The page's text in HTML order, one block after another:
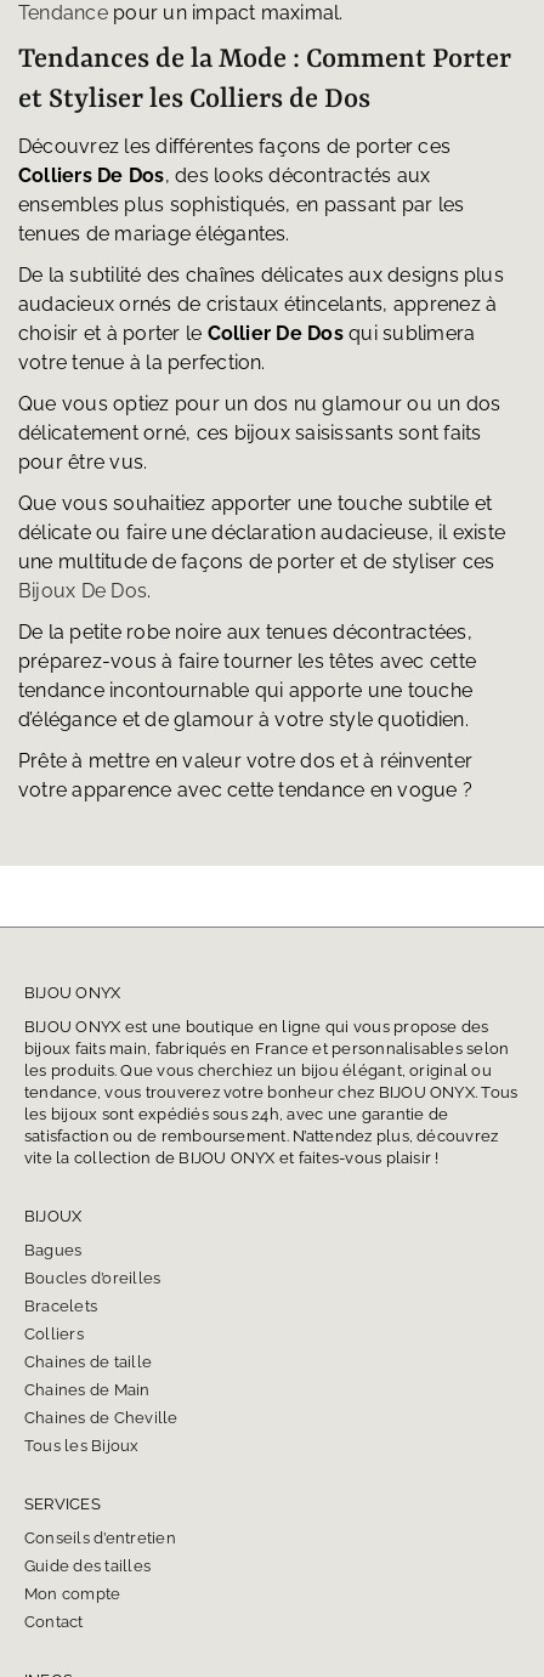
Tendancepour un impact maximal.
Tendances de la Mode : Comment Porter
et Styliser les Colliers de Dos
Découvrez les différentes façons de porter ces
Colliers De Dos, des looks décontractés aux
ensembles plus sophistiqués, en passant par les
tenues de mariage élégantes.
De la subtilité des chaînes délicates aux designs plus
audacieux ornés de cristaux étincelants, apprenez à
choisir et à porter le Collier De Dosqui sublimera
votre tenue à la perfection.
Que vous optiez pour un dos nu glamour ou un dos
délicatement orné, ces bijoux saisissants sont faits
pour être vus.
Que vous souhaitiez apporter une touche subtile et
délicate ou faire une déclaration audacieuse, il existe
une multitude de façons de porter et de styliser ces
Bijoux De Dos.
De la petite robe noire aux tenues décontractées,
préparez-vous à faire tourner les têtes avec cette
tendance incontournable qui apporte une touche
d’élégance et de glamour à votre style quotidien.
Prête à mettre en valeur votre dos et à réinventer
votre apparence avec cette tendance en vogue ?
BIJOU ONYX
BIJOU ONYX est une boutique en ligne qui vous propose des
bijoux faits main, fabriqués en France et personnalisables selon
les produits. Que vous cherchiez un bijou élégant, original ou
tendance, vous trouverez votre bonheur chez BIJOU ONYX. Tous
les bijoux sont expédiés sous 24h, avec une garantie de
satisfaction ou de remboursement. N’attendez plus, découvrez
vite la collection de BIJOU ONYX et faites-vous plaisir !
BIJOUX
Bagues
Boucles d’oreilles
Bracelets
Colliers
Chaines de taille
Chaines de Main
Chaines de Cheville
Tous les Bijoux
SERVICES
Conseils d’entretien
Guide des tailles
Mon compte
Contact